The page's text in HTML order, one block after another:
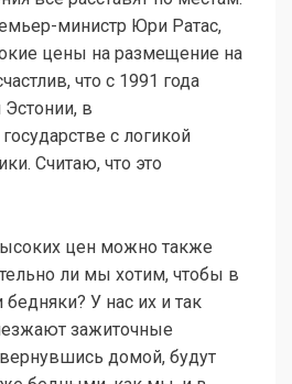
министр Юри Ратас,
цены на размещение на
что с 1991 года
в
с логикой
Считаю, что это
цен можно также
ли мы хотим, чтобы в
У нас их и так
зажиточные
домой, будут